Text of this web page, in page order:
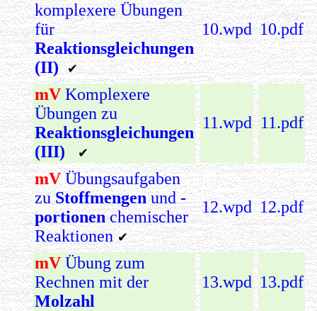
komplexere Übungen
für
Reaktionsgleichungen
(II) ✔
10.wpd 10.pdf
mV Komplexere
Übungen zu
Reaktionsgleichungen
(III)
✔
11.wpd 11.pdf
mV Übungsaufgaben
zu Stoffmengen und -
portionen chemischer
Reaktionen ✔
12.wpd 12.pdf
mV Übung zum
Rechnen mit der
Molzahl
13.wpd 13.pdf